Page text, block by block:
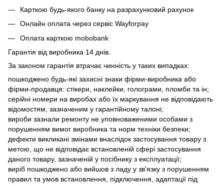
Карткою будь-якого банку на разрахунковий рахунок
Онлайн оплата через сервіс Wayforpay
Оплата карткою mobobank
Гарантія від виробника 14 днів.
За законом гарантія втрачає чинність у таких випадках:
пошкоджено будь-які захисні знаки фірми-виробника або
фірми-продавця: стікери, наклейки, голограми, пломби та ін;
серійні номери на виробах або їх маркування не відповідають
відомостям, зазначеним у гарантійному талоні;
вироби зазнали ремонту не уповноваженими особами з
порушенням вимог виробника та норм техніки безпеки;
дефекти викликані змінами внаслідок застосування товару з
метою, що не відповідає встановленій сфері застосування
даного товару, зазначеній у посібнику з експлуатації;
виріб пошкоджено або вийшов з ладу у зв'язку з порушенням
правил та умов встановлення, підключення, адаптації під